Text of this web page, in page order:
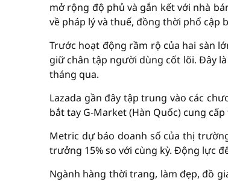
mở rộng độ phủ và gắn kết với nhà
về pháp lý và thuế, đồng thời phổ cập
Trước hoạt động rầm rộ của hai sàn
giữ chân tập người dùng cốt lõi. Đây
tháng qua.
Lazada gần đây tập trung vào các
bắt tay G-Market (Hàn Quốc) cung
Metric dự báo doanh số của thị
trưởng 15% so với cùng kỳ. Động lực
Ngành hàng thời trang, làm đẹp, đồ